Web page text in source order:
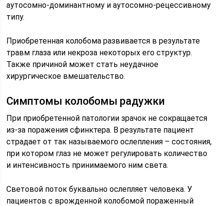
аутосомно-доминантному и аутосомно-рецессивному
типу.
Приобретенная колобома развивается в результате
травм глаза или некроза некоторых его структур.
Также причиной может стать неудачное
хирургическое вмешательство.
Симптомы колобомы радужки
При приобретенной патологии зрачок не сокращается
из-за поражения сфинктера. В результате пациент
страдает от так называемого ослепления – состояния,
при котором глаз не может регулировать количество
и интенсивность принимаемого ним света.
Световой поток буквально ослепляет человека. У
пациентов с врожденной колобомой пораженный